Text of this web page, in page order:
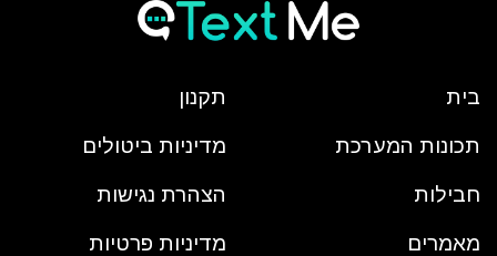
בית
תכונות המערכת
חבילות
מאמרים
תקנון
מדיניות ביטולים
הצהרת נגישות
מדיניות פרטיות